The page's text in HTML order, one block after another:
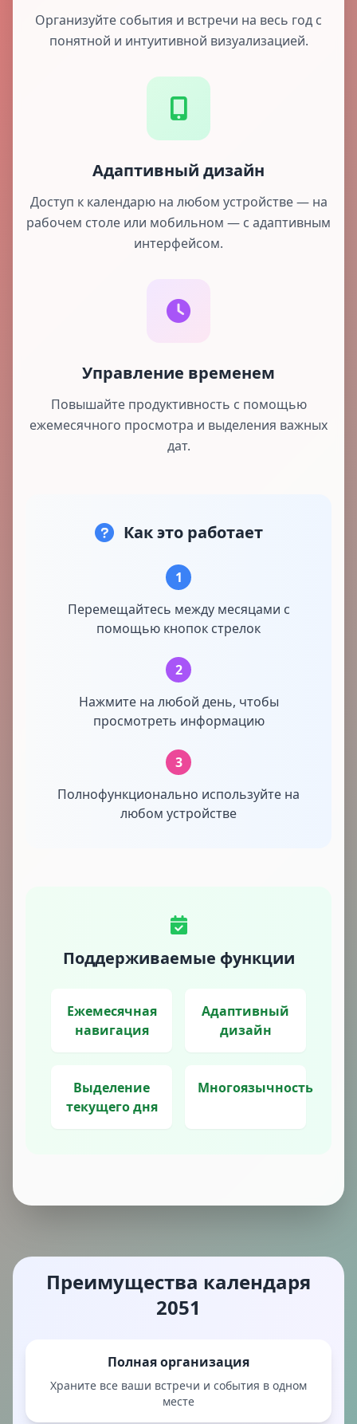
Организуйте события и встречи на весь год с
понятной и интуитивной визуализацией.
Адаптивный дизайн
Доступ к календарю на любом устройстве — на
рабочем столе или мобильном — с адаптивным
интерфейсом.
Управление временем
Повышайте продуктивность с помощью
ежемесячного просмотра и выделения важных
дат.
Как это работает
1
Перемещайтесь между месяцами с
помощью кнопок стрелок
2
Нажмите на любой день, чтобы
просмотреть информацию
3
Полнофункционально используйте на
любом устройстве
Поддерживаемые функции
Ежемесячная
навигация
Адаптивный
дизайн
Выделение
текущего дня
Многоязычность
Преимущества календаря
2051
Полная организация
Храните все ваши встречи и события в одном
месте